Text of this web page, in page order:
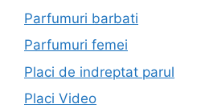
Parfumuri barbati
Parfumuri femei
Placi de indreptat parul
Placi Video